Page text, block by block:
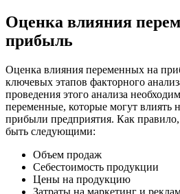
Оценка влияния
прибыль
Оценка влияния переменных на
ключевых этапов факторного
проведения этого анализа
переменные, которые могут влиять
прибыли предприятия. Как
быть следующими:
Объем продаж
Себестоимость продукции
Цены на продукцию
Затраты на маркетинг и